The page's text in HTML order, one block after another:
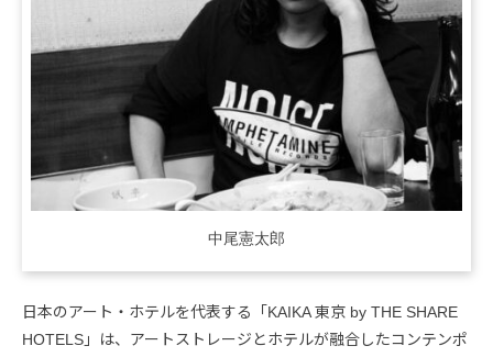
中尾憲太郎
日本のアート・ホテルを代表する「KAIKA 東京 by THE SHARE
HOTELS」は、アートストレージとホテルが融合したコンテンポ